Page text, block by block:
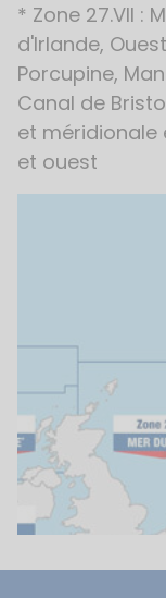
* Zone 27.VII :
d'Irlande,
Porcupine,
Canal de
et méridionale
et ouest